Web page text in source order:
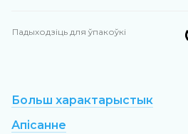
Падыходзіць для ўпакоўкі
Больш характарыстык
Апісанне